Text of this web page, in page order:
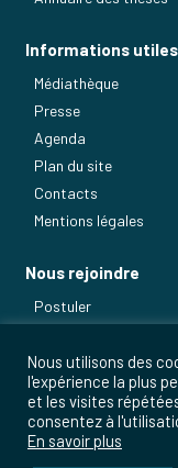
Informations utiles
Médiathèque
Presse
Agenda
Plan du site
Contacts
Mentions légales
Nous rejoindre
Postuler
Nous utilisons des
l'expérience la plus
et les visites
consentez à
En savoir plus